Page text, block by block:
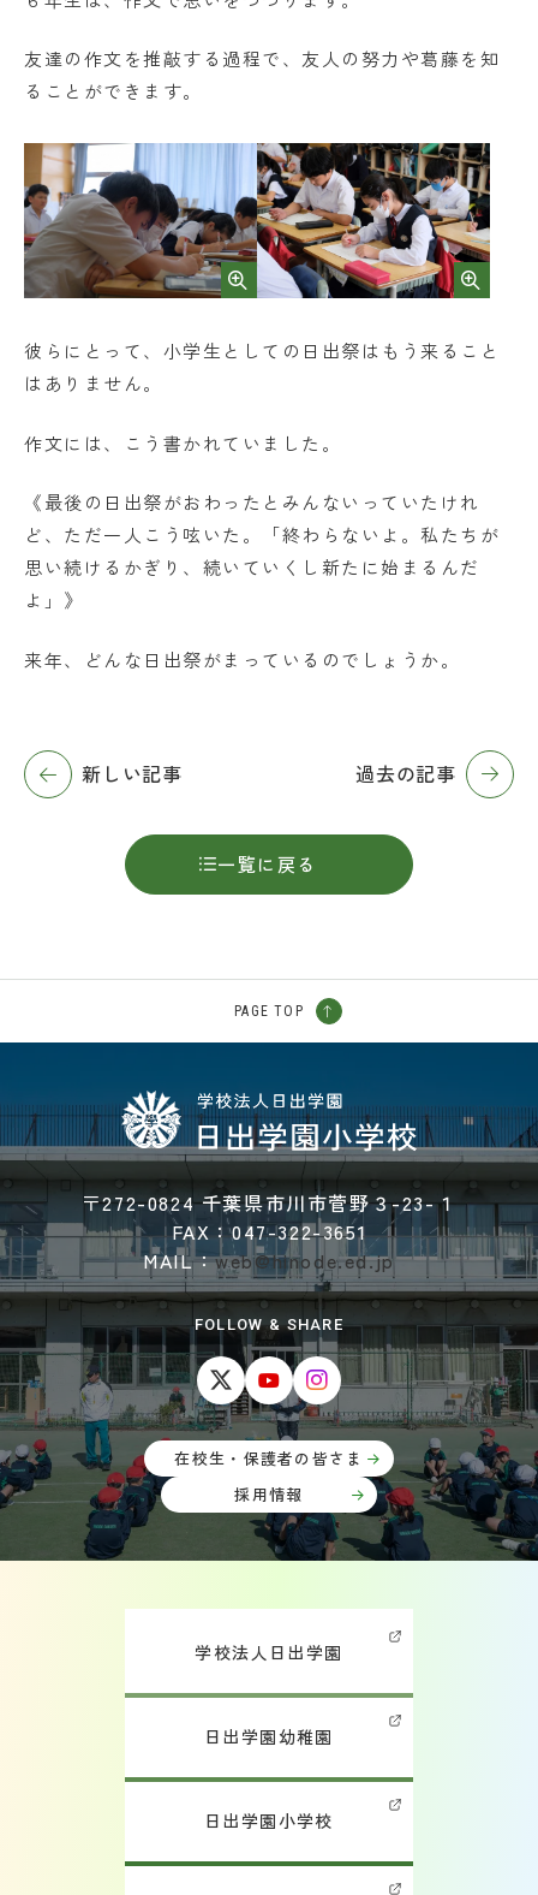
友達の作文を推敲する過程で、友人の努力や葛藤を知
ることができます。
彼らにとって、小学生としての日出祭はもう来ること
はありません。
作文には、こう書かれていました。
《最後の日出祭がおわったとみんないっていたけれ
ど、ただ一人こう呟いた。「終わらないよ。私たちが
思い続けるかぎり、続いていくし新たに始まるんだ
よ」》
来年、どんな日出祭がまっているのでしょうか。
新しい記事
一覧に戻る
過去の記事
PAGE TOP
〒272-0824 千葉県市川市菅野３-23-１
FAX：047-322-3651
MAIL：web@hinode.ed.jp
FOLLOW & SHARE
在校生・保護者の皆さま
採用情報
学校法人日出学園
日出学園幼稚園
日出学園小学校